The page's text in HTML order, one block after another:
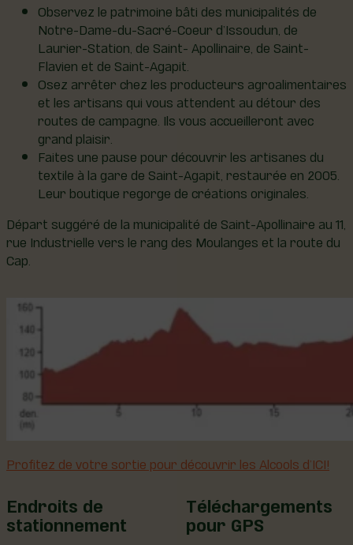
Observez le patrimoine bâti des municipalités de
Notre-Dame-du-Sacré-Coeur d’Issoudun, de
Laurier-Station, de Saint- Apollinaire, de Saint-
Flavien et de Saint-Agapit.
Osez arrêter chez les producteurs agroalimentaires
et les artisans qui vous attendent au détour des
routes de campagne. Ils vous accueilleront avec
grand plaisir.
Faites une pause pour découvrir les artisanes du
textile à la gare de Saint-Agapit, restaurée en 2005.
Leur boutique regorge de créations originales.
Départ suggéré de la municipalité de Saint-Apollinaire au 11,
rue Industrielle vers le rang des Moulanges et la route du
Cap.
Profitez de votre sortie pour découvrir les Alcools d’ICI!
Endroits de
stationnement
Téléchargements
pour GPS